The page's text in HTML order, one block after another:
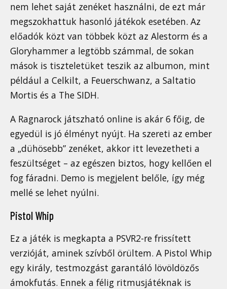
nem lehet saját zenéket használni, de ezt már
megszokhattuk hasonló játékok esetében. Az
előadók közt van többek közt az Alestorm és a
Gloryhammer a legtöbb számmal, de sokan
mások is tiszteletüket teszik az albumon, mint
például a Celkilt, a Feuerschwanz, a Saltatio
Mortis és a The SIDH.
A Ragnarock játszható online is akár 6 főig, de
egyedül is jó élményt nyújt. Ha szereti az ember
a „dühösebb” zenéket, akkor itt levezetheti a
feszültséget – az egészen biztos, hogy kellően el
fog fáradni. Demo is megjelent belőle, így még
mellé se lehet nyúlni.
Pistol Whip
Ez a játék is megkapta a PSVR2-re frissített
verzióját, aminek szívből örültem. A Pistol Whip
egy király, testmozgást garantáló lövöldözős
ámokfutás. Ennek a félig ritmusjátéknak is